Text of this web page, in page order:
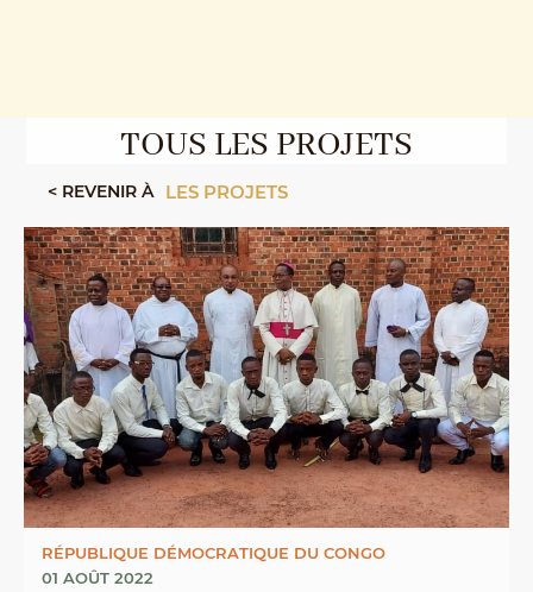
TOUS LES PROJETS
< REVENIR À LES PROJETS
RÉPUBLIQUE DÉMOCRATIQUE DU CONGO
01 AOÛT 2022